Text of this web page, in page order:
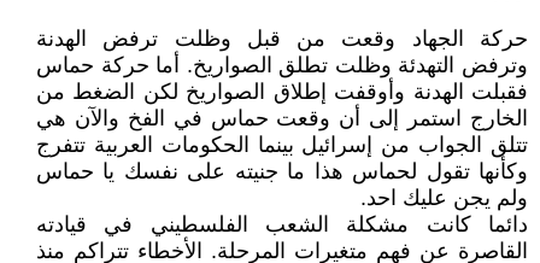
حركة الجهاد وقعت من قبل وظلت ترفض الهدنة
وترفض التهدئة وظلت تطلق الصواريخ. أما حركة حماس
فقبلت الهدنة وأوقفت إطلاق الصواريخ لكن الضغط من
الخارج استمر إلى أن وقعت حماس في الفخ والآن هي
تتلق الجواب من إسرائيل بينما الحكومات العربية تتفرج
وكأنها تقول لحماس هذا ما جنيته على نفسك يا حماس
ولم يجن عليك احد.
دائما كانت مشكلة الشعب الفلسطيني في قيادته
القاصرة عن فهم متغيرات المرحلة. الأخطاء تتراكم منذ